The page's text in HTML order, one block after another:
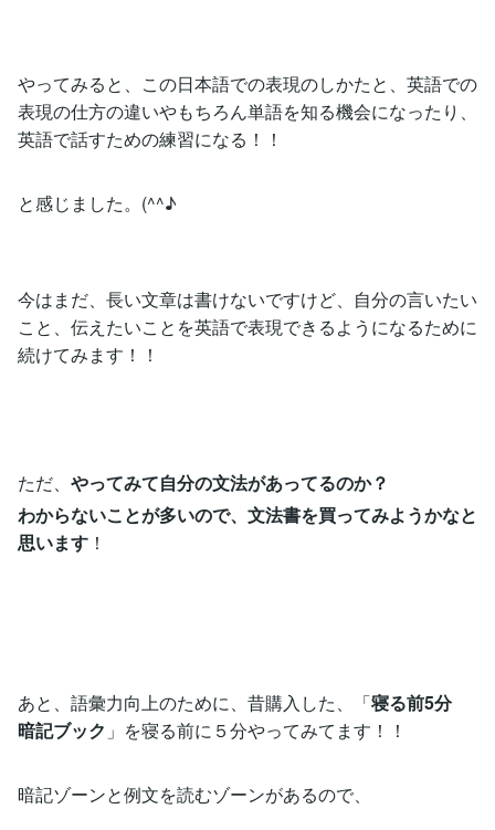
やってみると、この日本語での表現のしかたと、英語での
表現の仕方の違いやもちろん単語を知る機会になったり、
英語で話すための練習になる！！
と感じました。(^^♪
今はまだ、長い文章は書けないですけど、自分の言いたい
こと、伝えたいことを英語で表現できるようになるために
続けてみます！！
ただ、 やってみて自分の文法があってるのか？
わからないことが多いので、文法書を買ってみようかなと
思います ！
あと、語彙力向上のために、昔購入した、「寝る前5分
暗記ブック 」を寝る前に５分やってみてます！！
暗記ゾーンと例文を読むゾーンがあるので、